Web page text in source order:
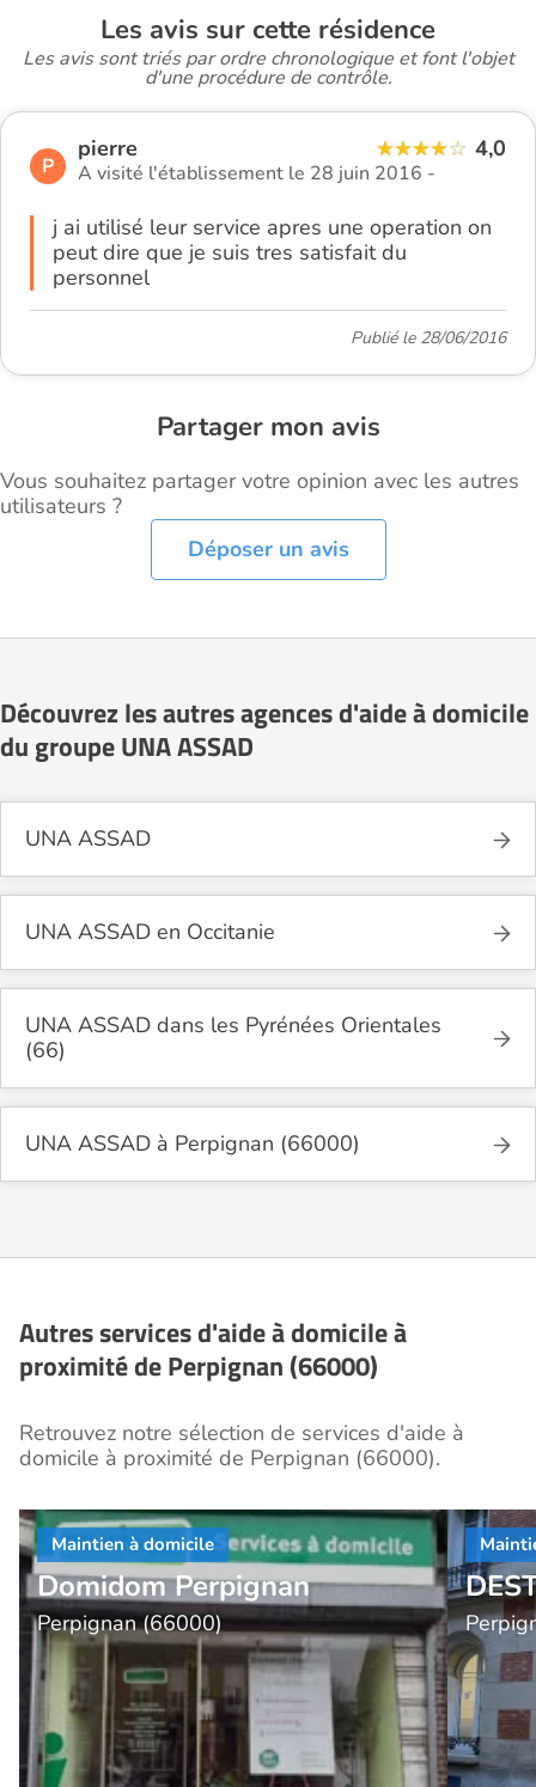
Les avis sur cette résidence
Les avis sont triés par ordre chronologique et font l'objet
d'une procédure de contrôle.
P
pierre 4,0
A visité l'établissement le 28 juin 2016 -
j ai utilisé leur service apres une operation on
peut dire que je suis tres satisfait du
personnel
Publié le 28/06/2016
Partager mon avis
Vous souhaitez partager votre opinion avec les autres
utilisateurs ?
Déposer un avis
Découvrez les autres agences d'aide à domicile
du groupe UNA ASSAD
UNA ASSAD
UNA ASSAD en Occitanie
UNA ASSAD dans les Pyrénées Orientales
(66)
UNA ASSAD à Perpignan (66000)
Autres services d'aide à domicile à
proximité de Perpignan (66000)
Retrouvez notre sélection de services d'aide à
domicile à proximité de Perpignan (66000).
Domidom Perpignan
Perpignan (66000)